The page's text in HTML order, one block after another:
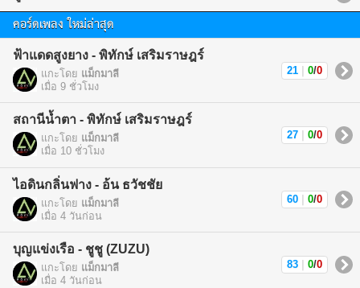
คอร์ดเพลง ใหม่ล่าสุด
ฟ้าแดดสูงยาง - พิทักษ์ เสริมราษฎร์
แกะโดย แม็กมาลี
เมื่อ 9 ชั่วโมง
21 0/0
สถานีน้ำตา - พิทักษ์ เสริมราษฎร์
แกะโดย แม็กมาลี
เมื่อ 10 ชั่วโมง
27 0/0
ไอดินกลิ่นฟาง - อ้น ธวัชชัย
แกะโดย แม็กมาลี
เมื่อ 4 วันก่อน
60 0/0
บุญแข่งเรือ - ชูชู (ZUZU)
แกะโดย แม็กมาลี
เมื่อ 4 วันก่อน
83 0/0